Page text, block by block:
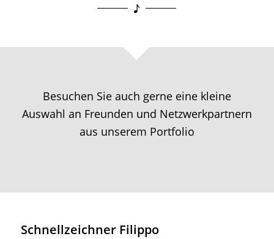
Besuchen Sie auch gerne eine kleine
Auswahl an Freunden und Netzwerkpartnern
aus unserem Portfolio
Schnellzeichner Filippo